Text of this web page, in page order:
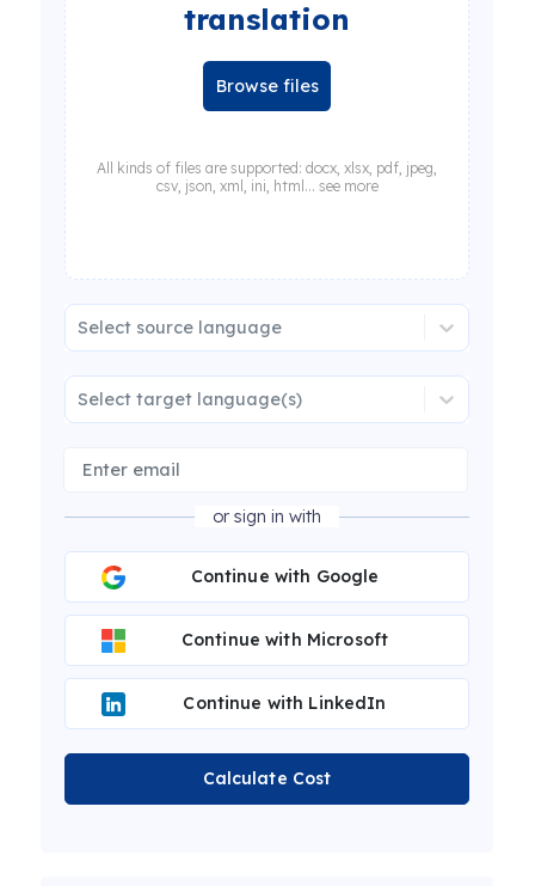
translation
Browse files
All kinds of files are supported: docx, xlsx, pdf, jpeg,
csv, json, xml, ini, html... see more
Select source language
Select target language(s)
or sign in with
Continue with Google
Continue with Microsoft
Continue with LinkedIn
Calculate Cost